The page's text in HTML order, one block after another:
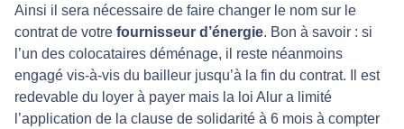
Ainsi il sera nécessaire de faire changer le nom sur le
contrat de votre fournisseur d’énergie. Bon à savoir : si
l’un des colocataires déménage, il reste néanmoins
engagé vis-à-vis du bailleur jusqu’à la fin du contrat. Il est
redevable du loyer à payer mais la loi Alur a limité
l’application de la clause de solidarité à 6 mois à compter